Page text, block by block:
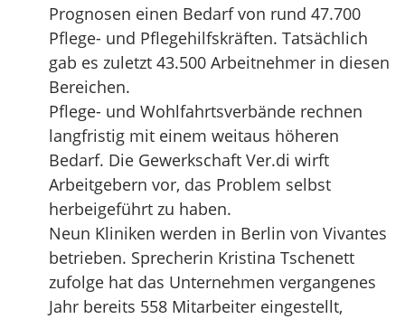
Prognosen einen Bedarf von rund 47.700
Pflege- und Pflegehilfskräften. Tatsächlich
gab es zuletzt 43.500 Arbeitnehmer in diesen
Bereichen.
Pflege- und Wohlfahrtsverbände rechnen
langfristig mit einem weitaus höheren
Bedarf. Die Gewerkschaft Ver.di wirft
Arbeitgebern vor, das Problem selbst
herbeigeführt zu haben.
Neun Kliniken werden in Berlin von Vivantes
betrieben. Sprecherin Kristina Tschenett
zufolge hat das Unternehmen vergangenes
Jahr bereits 558 Mitarbeiter eingestellt,